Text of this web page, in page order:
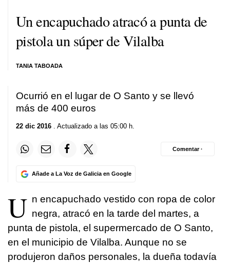
Un encapuchado atracó a punta de
pistola un súper de Vilalba
TANIA TABOADA
Ocurrió en el lugar de O Santo y se llevó
más de 400 euros
22 dic 2016 . Actualizado a las 05:00 h.
Añade a La Voz de Galicia en Google
Comentar ·
U n encapuchado vestido con ropa de color
negra, atracó en la tarde del martes, a
punta de pistola, el supermercado de O Santo,
en el municipio de Vilalba. Aunque no se
produjeron daños personales, la dueña todavía